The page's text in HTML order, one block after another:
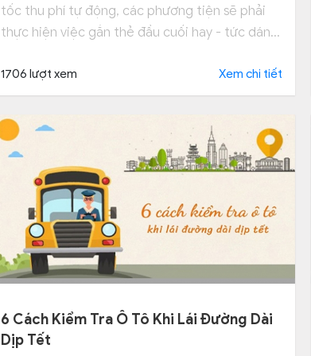
tốc thu phí tự động, các phương tiện sẽ phải
thực hiện việc gắn thẻ đầu cuối hay - tức dán
1706 lượt xem Xem chi tiết
6 Cách Kiểm Tra Ô Tô Khi Lái Đường Dài
Dịp Tết